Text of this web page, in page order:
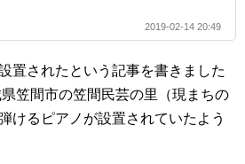
2019-02-14 20:49
置されたという記事を書きました
笠間市の笠間民芸の里（現まちの
けるピアノが設置されていたよう